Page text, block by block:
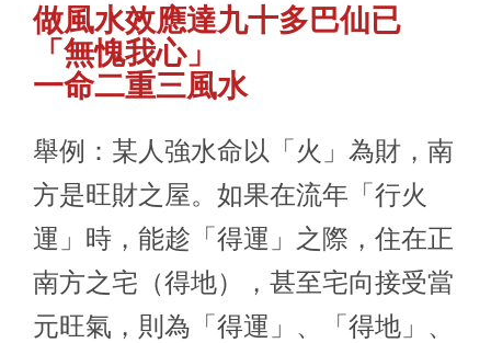
做風水效應達九十多巴仙已
「無愧我心」
一命二重三風水
舉例：某人強水命以「火」為財，南
方是旺財之屋。如果在流年「行火
運」時，能趁「得運」之際，住在正
南方之宅（得地），甚至宅向接受當
元旺氣，則為「得運」、「得地」、